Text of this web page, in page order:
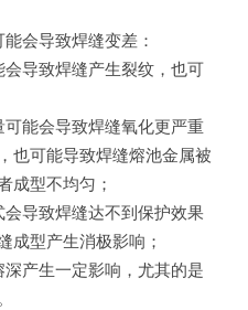
会导致焊缝变差：
导致焊缝产生裂纹，也可
能会导致焊缝氧化更严重
也可能导致焊缝熔池金属被
成型不均匀；
导致焊缝达不到保护效果
成型产生消极影响；
产生一定影响，尤其的是